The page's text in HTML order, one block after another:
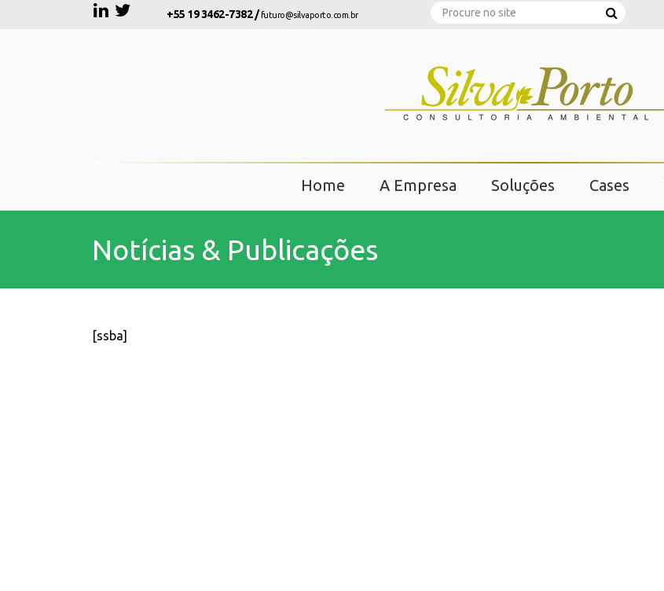
+55 19 3462-7382 /futuro@silvaporto.com.br Search
Home A Empresa Soluções Cases
Notícias & Publicações
[ssba]